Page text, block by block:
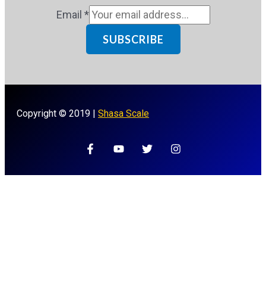
Email *
SUBSCRIBE
Copyright © 2019 | Shasa Scale